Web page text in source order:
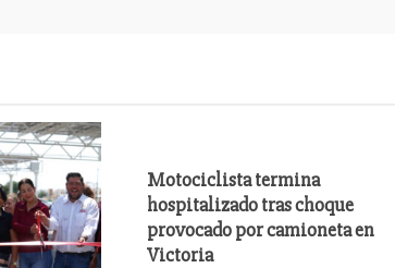
Motociclista termina
hospitalizado tras choque
provocado por camioneta en
Victoria